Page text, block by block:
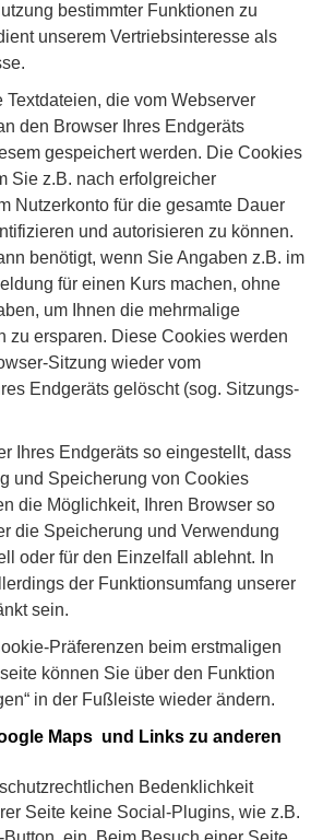
bestimmter Funktionen zu
unserem Vertriebsinteresse als
die vom Webserver
den Browser Ihres Endgeräts
gespeichert werden. Die Cookies
Sie z.B. nach erfolgreicher
Nutzerkonto für die gesamte Dauer
und autorisieren zu können.
benötigt, wenn Sie Angaben z.B. im
für einen Kurs machen, ohne
um Ihnen die mehrmalige
zu ersparen. Diese Cookies werden
Sitzung wieder vom
Endgeräts gelöscht (sog. Sitzungs-
Ihres Endgeräts so eingestellt, dass
und Speicherung von Cookies
die Möglichkeit, Ihren Browser so
die Speicherung und Verwendung
oder für den Einzelfall ablehnt. In
der Funktionsumfang unserer
sein.
Präferenzen beim erstmaligen
können Sie über den Funktion
in der Fußleiste wieder ändern.
Maps und Links zu anderen
Bedenklichkeit
Seite keine Social-Plugins, wie z.B.